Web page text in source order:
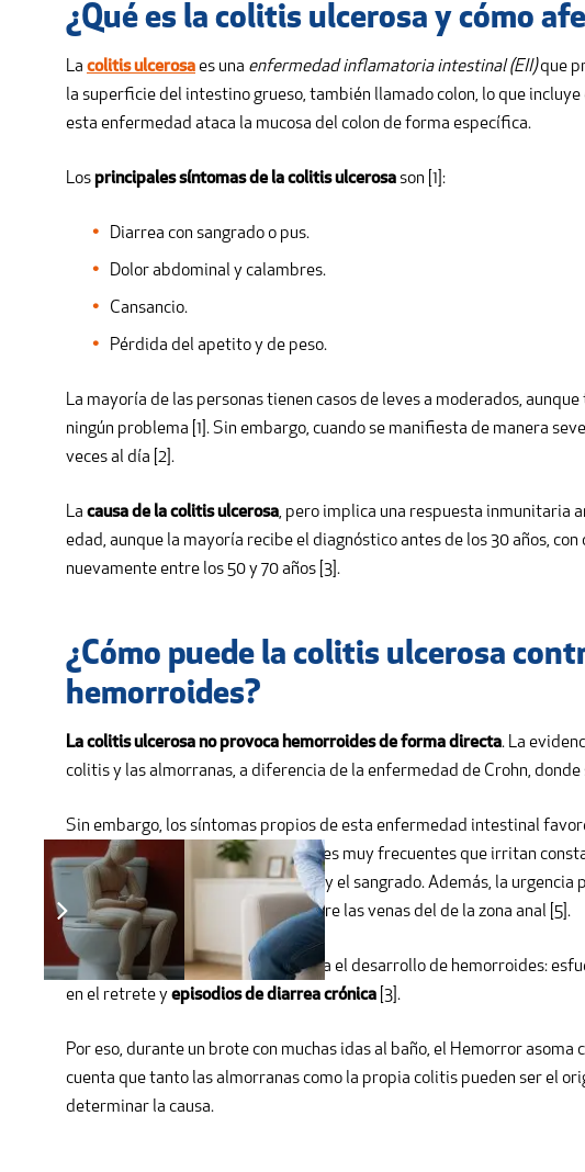
¿Qué es la colitis ulcerosa y cómo
La colitis ulcerosaes una enfermedad inflamatoria intestinal (EII)que
la superficie del intestino grueso, también llamado colon, lo que
esta enfermedad ataca la mucosa del colon de forma específica.
Losprincipales síntomas de la colitis ulcerosason [1]:
Diarrea con sangrado o pus.
Dolor abdominal y calambres.
Cansancio.
Pérdida del apetito y de peso.
La mayoría de las personas tienen casos de leves a moderados,
ningún problema [1]. Sin embargo, cuando se manifiesta de manera
veces al día [2].
La causa de la colitis ulcerosa, pero implica una respuesta inmunitaria
edad, aunque la mayoría recibe el diagnóstico antes de los 30 años,
nuevamente entre los 50 y 70 años [3].
¿Cómo puede la colitis ulcerosa
hemorroides?
La colitis ulcerosa no provoca hemorroides de forma directa. La
colitis y las almorranas, a diferencia de la enfermedad de Crohn, donde
Sin embargo, los síntomas propios de esta enfermedad intestinal
de colitis, experimentas deposiciones muy frecuentes que irritan
hemorroides
incrementa el escozor y el sangrado. Además, la
inodoro, aumentando la presión sobre las venas del de la zona anal [5].
Todo esto coincide con factores para el desarrollo de hemorroides:
en el retrete yepisodios de diarrea crónica [3].
Por eso, durante un brote con muchas idas al baño, el Hemorror asoma
cuenta que tanto las almorranas como la propia colitis pueden ser el
determinar la causa.